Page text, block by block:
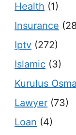
Health (1)
Insurance
Iptv (272)
Islamic (3)
Kurulus
Lawyer (73)
Loan (4)